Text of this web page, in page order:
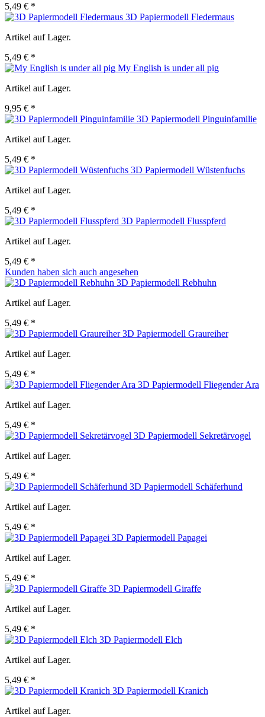
5,49 € *
3D Papiermodell Fledermaus
Artikel auf Lager.
5,49 € *
My English is under all pig
Artikel auf Lager.
9,95 € *
3D Papiermodell Pinguinfamilie
Artikel auf Lager.
5,49 € *
3D Papiermodell Wüstenfuchs
Artikel auf Lager.
5,49 € *
3D Papiermodell Flusspferd
Artikel auf Lager.
5,49 € *
Kunden haben sich auch angesehen
3D Papiermodell Rebhuhn
Artikel auf Lager.
5,49 € *
3D Papiermodell Graureiher
Artikel auf Lager.
5,49 € *
3D Papiermodell Fliegender Ara
Artikel auf Lager.
5,49 € *
3D Papiermodell Sekretärvogel
Artikel auf Lager.
5,49 € *
3D Papiermodell Schäferhund
Artikel auf Lager.
5,49 € *
3D Papiermodell Papagei
Artikel auf Lager.
5,49 € *
3D Papiermodell Giraffe
Artikel auf Lager.
5,49 € *
3D Papiermodell Elch
Artikel auf Lager.
5,49 € *
3D Papiermodell Kranich
Artikel auf Lager.